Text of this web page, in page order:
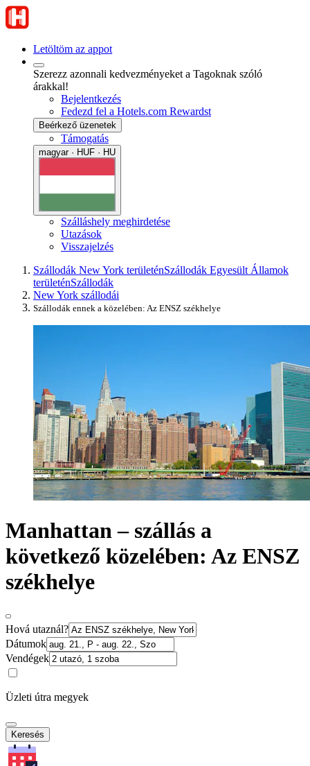
Letöltöm az appot
Szerezz azonnali kedvezményeket a Tagoknak szóló
árakkal!
Bejelentkezés
Fedezd fel a Hotels.com Rewardst
Beérkező üzenetek
Támogatás
magyar · HUF · HU
Szálláshely meghirdetése
Utazások
Visszajelzés
Szállodák New York területénSzállodák Egyesült Államok
területénSzállodák
New York szállodái
Szállodák ennek a közelében: Az ENSZ székhelye
Manhattan – szállás a
következő közelében: Az ENSZ
székhelye
Hová utaznál?
Dátumok
Vendégek
Üzleti útra megyek
Keresés